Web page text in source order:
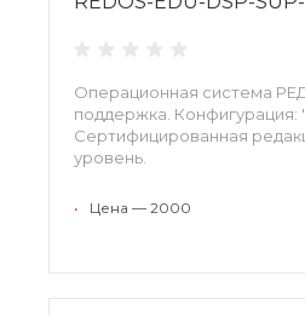
Операционная система
поддержка. Конфигурация:
Сертифицированная
уровень.
• Цена — 2000